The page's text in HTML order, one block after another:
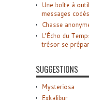
Une boîte à
messages codés
Chasse
L’Écho du
trésor se
SUGGESTIONS
Mysteriosa
Exkalibur